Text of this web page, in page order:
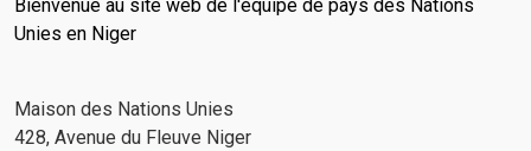
Bienvenue au site web de l'équipe de pays des Nations
Unies en Niger
Maison des Nations Unies
428, Avenue du Fleuve Niger